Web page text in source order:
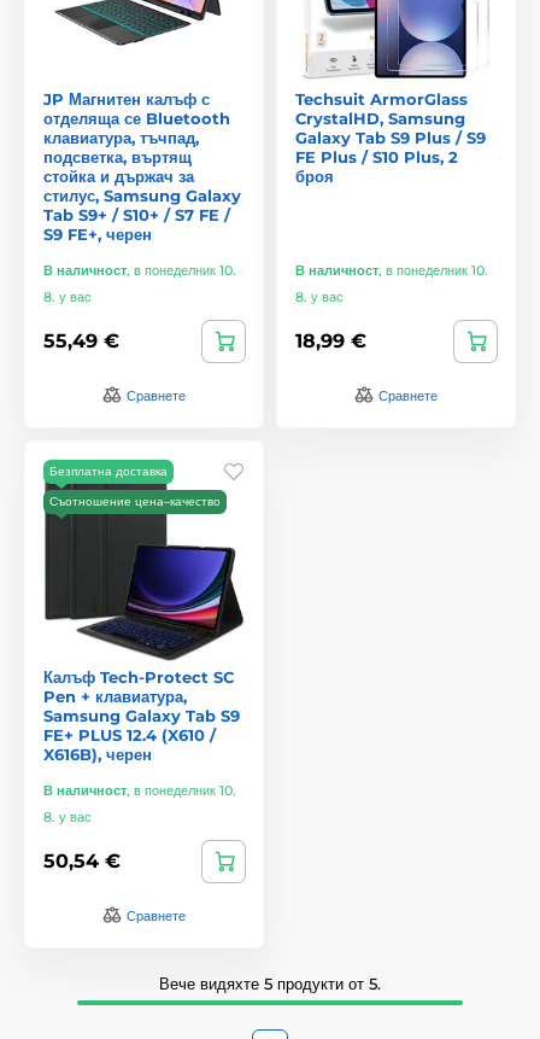
JP Магнитен калъф с
отделяща се Bluetooth
клавиатура, тъчпад,
подсветка, въртящ
стойка и държач за
стилус, Samsung Galaxy
Tab S9+ / S10+ / S7 FE /
S9 FE+, черен
В наличност, в понеделник 10.
8. у вас
55,49 €
Сравнете
Techsuit ArmorGlass
CrystalHD, Samsung
Galaxy Tab S9 Plus / S9
FE Plus / S10 Plus, 2
броя
В наличност, в понеделник 10.
8. у вас
18,99 €
Сравнете
Безплатна доставка
Съотношение цена–качество
Калъф Tech-Protect SC
Pen + клавиатура,
Samsung Galaxy Tab S9
FE+ PLUS 12.4 (X610 /
X616B), черен
В наличност, в понеделник 10.
8. у вас
50,54 €
Сравнете
Вече видяхте 5 продукти от 5.